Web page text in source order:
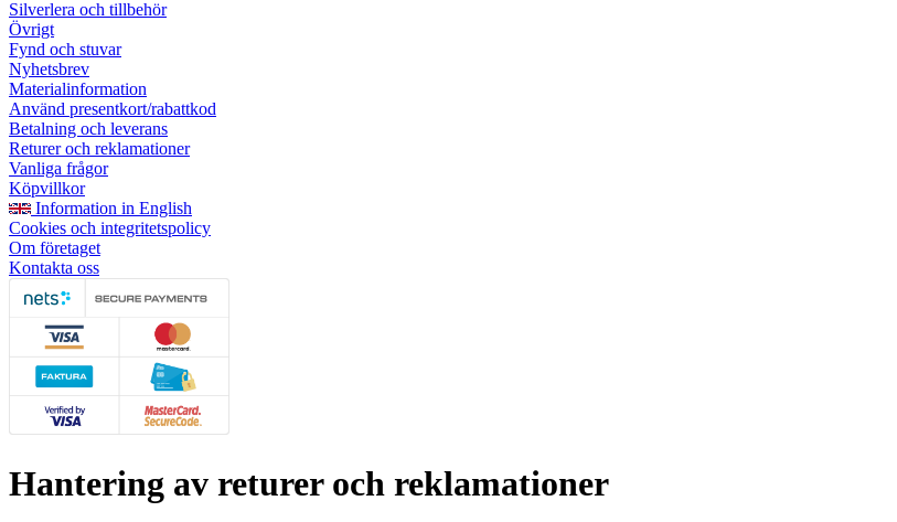
Silverlera och tillbehör
Övrigt
Fynd och stuvar
Nyhetsbrev
Materialinformation
Använd presentkort/rabattkod
Betalning och leverans
Returer och reklamationer
Vanliga frågor
Köpvillkor
Information in English
Cookies och integritetspolicy
Om företaget
Kontakta oss
Hantering av returer och reklamationer